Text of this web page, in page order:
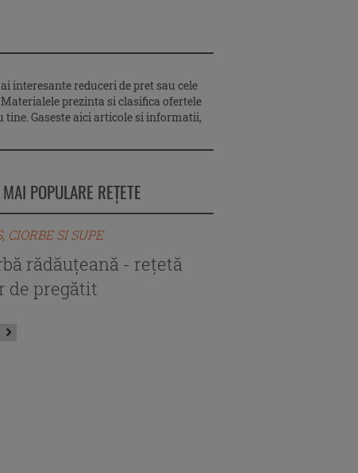
interesante reduceri de pret sau cele
prezinta si clasifica ofertele
tine. Gaseste aici articole si informatii,
POPULARE REȚETE
CIORBE SI SUPE
rădăuțeană - rețetă
de pregătit